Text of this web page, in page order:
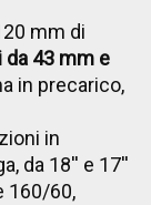
mm di
43 mm e
in precarico,
in
da 18'' e 17''
160/60,